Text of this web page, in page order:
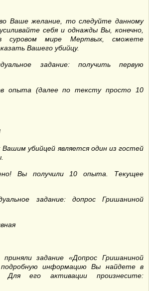
Ваше желание, то следуйте данному
себя и однажды Вы, конечно,
суровом мире Мертвых, сможете
Вашего убийцу.
задание: получить первую
опыта (далее по тексту просто 10
Вашим убийцей является один из гостей
Вы получили 10 опыта. Текущее
задание: допрос Гришаниной
задание «Допрос Гришаниной
информацию Вы найдете в
Для его активации произнесите: